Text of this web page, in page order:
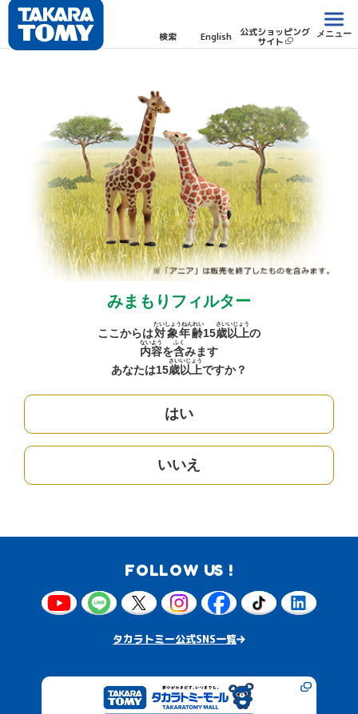
検索 English 公式ショッピング
サイト
メニュー
みまもりフィルター
ここからは対象年齢
たいしょうねんれい
15歳
さい
以上
いじょう
の
内容
ないよう
を含
ふく
みます
あなたは15歳
さい
以上
いじょう
ですか？
はい
いいえ
FOLLOW US !
タカラトミー公式SNS一覧